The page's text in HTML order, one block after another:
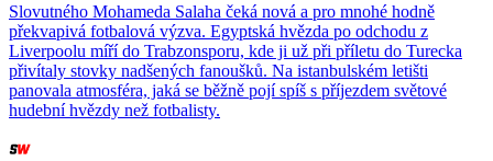
Slovutného Mohameda Salaha čeká nová a pro mnohé hodně
překvapivá fotbalová výzva. Egyptská hvězda po odchodu z
Liverpoolu míří do Trabzonsporu, kde ji už při příletu do Turecka
přivítaly stovky nadšených fanoušků. Na istanbulském letišti
panovala atmosféra, jaká se běžně pojí spíš s příjezdem světové
hudební hvězdy než fotbalisty.